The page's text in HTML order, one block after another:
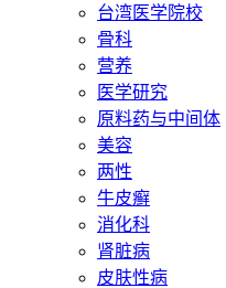
台湾医学院校
骨科
营养
医学研究
原料药与中间体
美容
两性
牛皮癣
消化科
肾脏病
皮肤性病